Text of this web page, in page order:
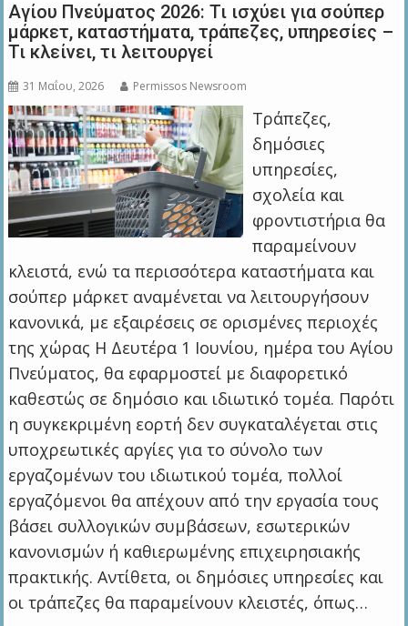
Αγίου Πνεύματος 2026: Τι ισχύει για σούπερ
μάρκετ, καταστήματα, τράπεζες, υπηρεσίες –
Τι κλείνει, τι λειτουργεί
31 Μαΐου, 2026 Permissos Newsroom
Τράπεζες,
δημόσιες
υπηρεσίες,
σχολεία και
φροντιστήρια θα
παραμείνουν
κλειστά, ενώ τα περισσότερα καταστήματα και
σούπερ μάρκετ αναμένεται να λειτουργήσουν
κανονικά, με εξαιρέσεις σε ορισμένες περιοχές
της χώρας Η Δευτέρα 1 Ιουνίου, ημέρα του Αγίου
Πνεύματος, θα εφαρμοστεί με διαφορετικό
καθεστώς σε δημόσιο και ιδιωτικό τομέα. Παρότι
η συγκεκριμένη εορτή δεν συγκαταλέγεται στις
υποχρεωτικές αργίες για το σύνολο των
εργαζομένων του ιδιωτικού τομέα, πολλοί
εργαζόμενοι θα απέχουν από την εργασία τους
βάσει συλλογικών συμβάσεων, εσωτερικών
κανονισμών ή καθιερωμένης επιχειρησιακής
πρακτικής. Αντίθετα, οι δημόσιες υπηρεσίες και
οι τράπεζες θα παραμείνουν κλειστές, όπως…